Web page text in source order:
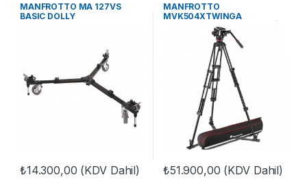
MANFROTTO MA 127VS
BASIC DOLLY
₺14.300,00 (KDV Dahil)
MANFROTTO
MVK504XTWINGA
NITROTECH 504 & ALU TWİN
₺51.900,00 (KDV Dahil)